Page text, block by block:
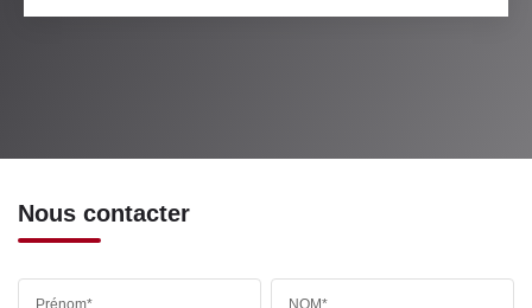
Nous contacter
Prénom* NOM*